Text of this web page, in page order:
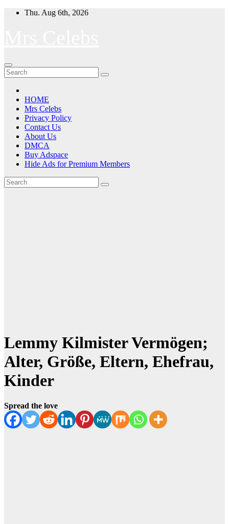
Skip
Thu. Aug 6th, 2026
HOME
Mrs Celebs
Privacy Policy
Contact Us
About Us
DMCA
Buy Adspace
Hide Ads for Premium Members
Lemmy Kilmister Vermögen;
Alter, Größe, Eltern, Ehefrau,
Kinder
Spread the love